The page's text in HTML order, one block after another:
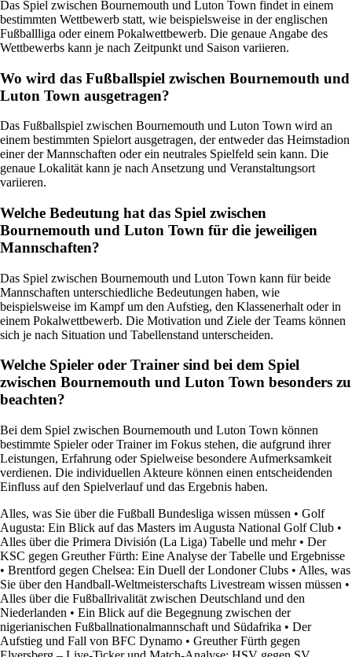
Das Spiel zwischen Bournemouth und Luton Town findet in einem
bestimmten Wettbewerb statt, wie beispielsweise in der englischen
Fußballliga oder einem Pokalwettbewerb. Die genaue Angabe des
Wettbewerbs kann je nach Zeitpunkt und Saison variieren.
Wo wird das Fußballspiel zwischen Bournemouth und
Luton Town ausgetragen?
Das Fußballspiel zwischen Bournemouth und Luton Town wird an
einem bestimmten Spielort ausgetragen, der entweder das Heimstadion
einer der Mannschaften oder ein neutrales Spielfeld sein kann. Die
genaue Lokalität kann je nach Ansetzung und Veranstaltungsort
variieren.
Welche Bedeutung hat das Spiel zwischen
Bournemouth und Luton Town für die jeweiligen
Mannschaften?
Das Spiel zwischen Bournemouth und Luton Town kann für beide
Mannschaften unterschiedliche Bedeutungen haben, wie
beispielsweise im Kampf um den Aufstieg, den Klassenerhalt oder in
einem Pokalwettbewerb. Die Motivation und Ziele der Teams können
sich je nach Situation und Tabellenstand unterscheiden.
Welche Spieler oder Trainer sind bei dem Spiel
zwischen Bournemouth und Luton Town besonders zu
beachten?
Bei dem Spiel zwischen Bournemouth und Luton Town können
bestimmte Spieler oder Trainer im Fokus stehen, die aufgrund ihrer
Leistungen, Erfahrung oder Spielweise besondere Aufmerksamkeit
verdienen. Die individuellen Akteure können einen entscheidenden
Einfluss auf den Spielverlauf und das Ergebnis haben.
Alles, was Sie über die Fußball Bundesliga wissen müssen • Golf
Augusta: Ein Blick auf das Masters im Augusta National Golf Club •
Alles über die Primera División (La Liga) Tabelle und mehr• Der
KSC gegen Greuther Fürth: Eine Analyse der Tabelle und Ergebnisse
• Brentford gegen Chelsea: Ein Duell der Londoner Clubs • Alles, was
Sie über den Handball-Weltmeisterschafts Livestream wissen müssen •
Alles über die Fußballrivalität zwischen Deutschland und den
Niederlanden • Ein Blick auf die Begegnung zwischen der
nigerianischen Fußballnationalmannschaft und Südafrika • Der
Aufstieg und Fall von BFC Dynamo • Greuther Fürth gegen